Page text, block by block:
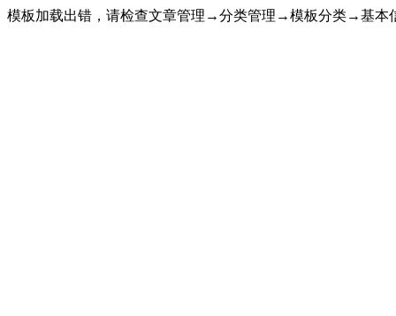
模板加载出错，请检查文章管理→分类管理→模板分类→基本